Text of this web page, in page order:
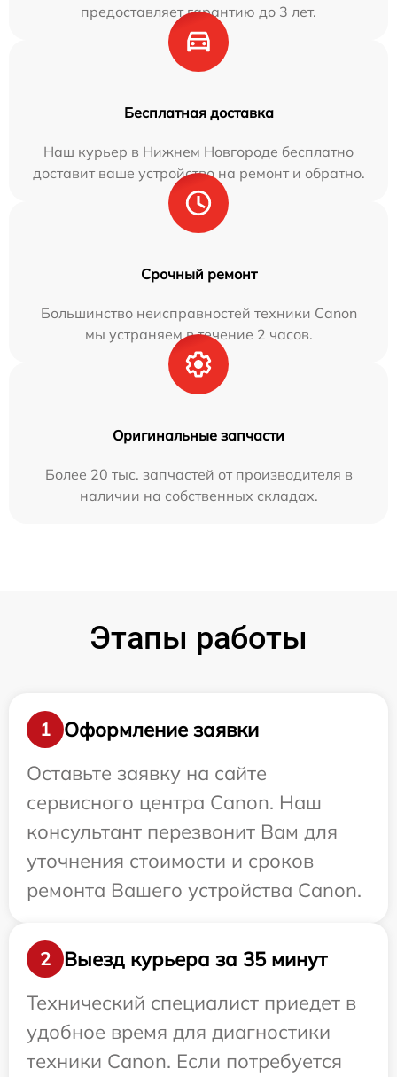
предоставляет гарантию до 3 лет.
Бесплатная доставка
Наш курьер в Нижнем Новгороде бесплатно
доставит ваше устройство на ремонт и обратно.
Срочный ремонт
Большинство неисправностей техники Canon
мы устраняем в течение 2 часов.
Оригинальные запчасти
Более 20 тыс. запчастей от производителя в
наличии на собственных складах.
Этапы работы
1
Оформление заявки
Оставьте заявку на сайте
сервисного центра Canon. Наш
консультант перезвонит Вам для
уточнения стоимости и сроков
ремонта Вашего устройства Canon.
2
Выезд курьера за 35 минут
Технический специалист приедет в
удобное время для диагностики
техники Canon. Если потребуется